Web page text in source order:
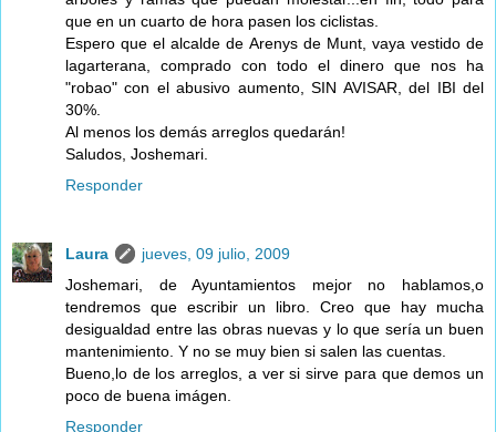
que en un cuarto de hora pasen los ciclistas.
Espero que el alcalde de Arenys de Munt, vaya vestido de
lagarterana, comprado con todo el dinero que nos ha
"robao" con el abusivo aumento, SIN AVISAR, del IBI del
30%.
Al menos los demás arreglos quedarán!
Saludos, Joshemari.
Responder
Laura
jueves, 09 julio, 2009
Joshemari, de Ayuntamientos mejor no hablamos,o
tendremos que escribir un libro. Creo que hay mucha
desigualdad entre las obras nuevas y lo que sería un buen
mantenimiento. Y no se muy bien si salen las cuentas.
Bueno,lo de los arreglos, a ver si sirve para que demos un
poco de buena imágen.
Responder